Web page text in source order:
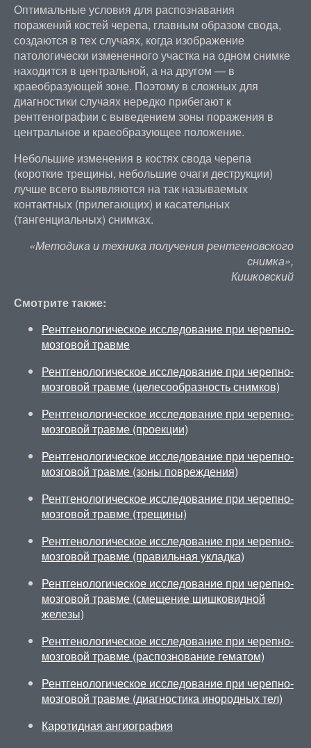
Оптимальные условия для распознавания
поражений костей черепа, главным образом свода,
создаются в тех случаях, когда изображение
патологически измененного участка на одном снимке
находится в центральной, а на другом — в
краеобразующей зоне. Поэтому в сложных для
диагностики случаях нередко прибегают к
рентгенографии с выведением зоны поражения в
центральное и краеобразующее положение.
Небольшие изменения в костях свода черепа
(короткие трещины, небольшие очаги деструкции)
лучше всего выявляются на так называемых
контактных (прилегающих) и касательных
(тангенциальных) снимках.
«Методика и техника получения рентгеновского
снимка»,
Кишковский
Смотрите также:
Рентгенологическое исследование при черепно-
мозговой травме
Рентгенологическое исследование при черепно-
мозговой травме (целесообразность снимков)
Рентгенологическое исследование при черепно-
мозговой травме (проекции)
Рентгенологическое исследование при черепно-
мозговой травме (зоны повреждения)
Рентгенологическое исследование при черепно-
мозговой травме (трещины)
Рентгенологическое исследование при черепно-
мозговой травме (правильная укладка)
Рентгенологическое исследование при черепно-
мозговой травме (смещение шишковидной
железы)
Рентгенологическое исследование при черепно-
мозговой травме (распознование гематом)
Рентгенологическое исследование при черепно-
мозговой травме (диагностика инородных тел)
Каротидная ангиография